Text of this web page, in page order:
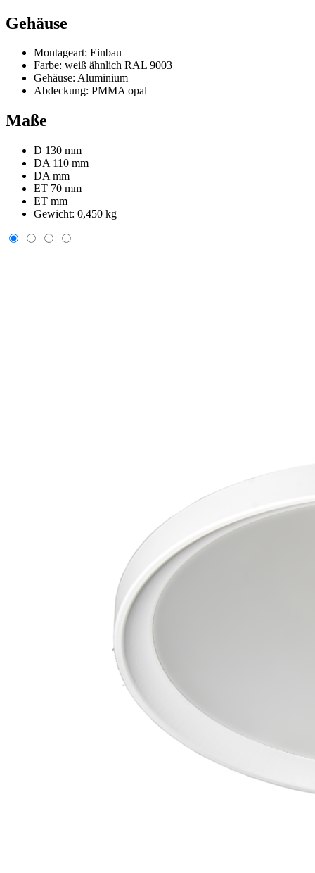
Gehäuse
Montageart: Einbau
Farbe: weiß ähnlich RAL 9003
Gehäuse: Aluminium
Abdeckung: PMMA opal
Maße
D 130 mm
DA 110 mm
DA mm
ET 70 mm
ET mm
Gewicht: 0,450 kg